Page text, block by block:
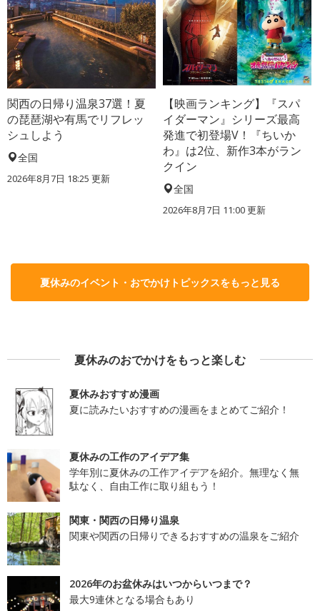
関西の日帰り温泉37選！夏
の琵琶湖や有馬でリフレッ
シュしよう
全国
2026年8月7日 18:25 更新
【映画ランキング】『スパ
イダーマン』シリーズ最高
発進で初登場V！『ちいか
わ』は2位、新作3本がラン
クイン
全国
2026年8月7日 11:00更新
夏休みのイベント・おでかけトピックスをもっと見る
夏休みのおでかけをもっと楽しむ
夏休みおすすめ漫画
夏に読みたいおすすめの漫画をまとめてご紹介！
夏休みの工作のアイデア集
学年別に夏休みの工作アイデアを紹介。無理なく無
駄なく、自由工作に取り組もう！
関東・関西の日帰り温泉
関東や関西の日帰りできるおすすめの温泉をご紹介
2026年のお盆休みはいつからいつまで？
最大9連休となる場合もあり